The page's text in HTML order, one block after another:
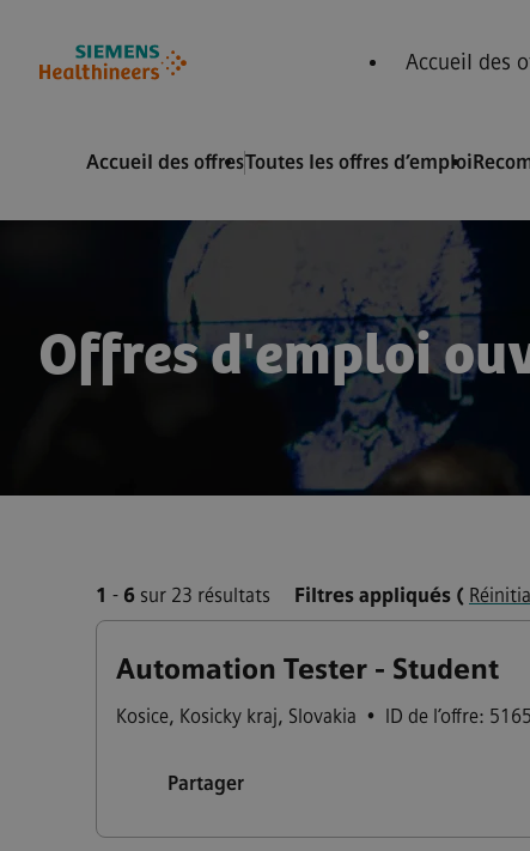
Accueil des
Accueil des offresToutes les offres d’emploi
Offres d'emploi
1 - 6 sur 23 résultats Filtres appliqués (
Automation Tester - Student
Kosice, Kosicky kraj, Slovakia • ID de l’offre:
Partager